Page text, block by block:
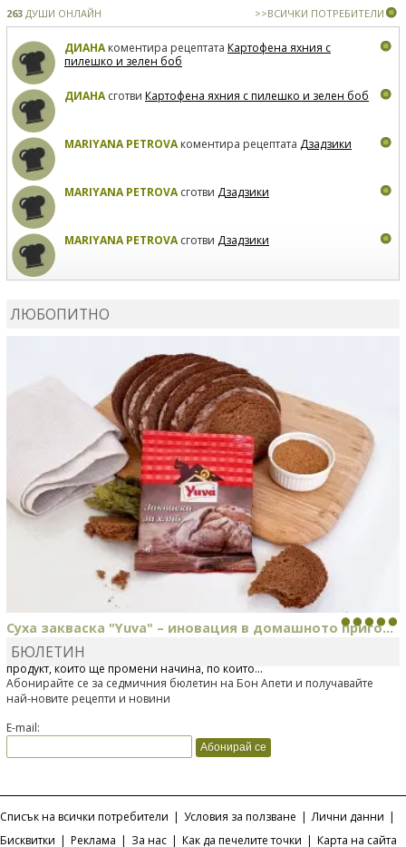
263 ДУШИ ОНЛАЙН >>ВСИЧКИ ПОТРЕБИТЕЛИ
ДИАНАкоментира рецептата Картофена яхния с
пилешко и зелен боб
ДИАНАсготви Картофена яхния с пилешко и зелен боб
MARIYANA PETROVAкоментира рецептата Дзадзики
MARIYANA PETROVAсготви Дзадзики
MARIYANA PETROVAсготви Дзадзики
ЛЮБОПИТНО
Суха закваска "Yuva" – иновация в домашното приго...
Отскоро Лесафр България стартира предлагането на изцяло нов
продукт, който ще промени начина, по който...
БЮЛЕТИН
Абонирайте се за седмичния бюлетин на Бон Апети и получавайте
най-новите рецепти и новини
E-mail:
Списък на всички потребители | Условия за ползване | Лични данни |
Бисквитки | Реклама | За нас | Как да печелите точки | Карта на сайта